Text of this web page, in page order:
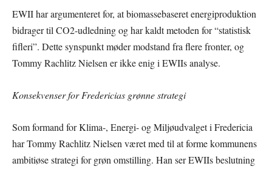
EWII har argumenteret for, at biomassebaseret energiproduktion
bidrager til CO2-udledning og har kaldt metoden for “statistisk
fifleri”. Dette synspunkt møder modstand fra flere fronter, og
Tommy Rachlitz Nielsen er ikke enig i EWIIs analyse.
Konsekvenser for Fredericias grønne strategi
Som formand for Klima-, Energi- og Miljøudvalget i Fredericia
har Tommy Rachlitz Nielsen været med til at forme kommunens
ambitiøse strategi for grøn omstilling. Han ser EWIIs beslutning